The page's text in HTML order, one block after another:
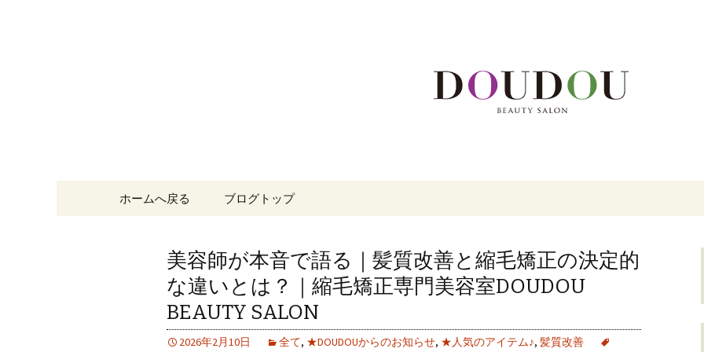
福岡市中央区大名の美容院
BEAUTY SALON」
コンテンツへ移動
ホームへ戻る ブログトップ
美容師が本音で語る｜髪質改善と縮毛矯正の決定的
な違いとは？｜縮毛矯正専門美容室DOUDOU
BEAUTY SALON
2026年2月10日 全て, ★DOUDOUからのお知らせ, ★人気のアイテム♪, 髪質改善